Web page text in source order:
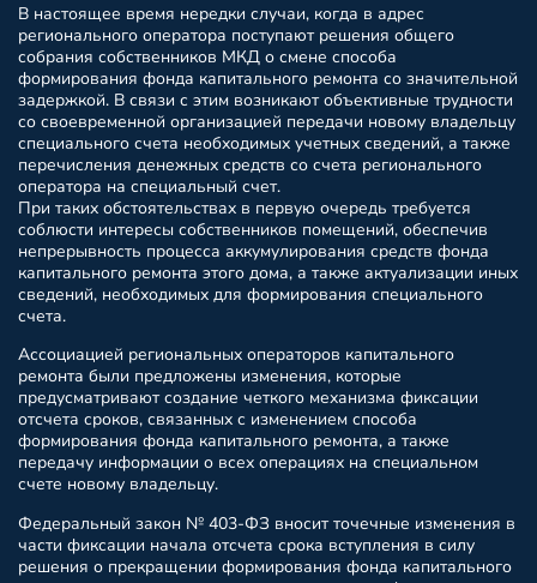
В настоящее время нередки случаи, когда в адрес
регионального оператора поступают решения общего
собрания собственников МКД о смене способа
формирования фонда капитального ремонта со значительной
задержкой. В связи с этим возникают объективные трудности
со своевременной организацией передачи новому владельцу
специального счета необходимых учетных сведений, а также
перечисления денежных средств со счета регионального
оператора на специальный счет.
При таких обстоятельствах в первую очередь требуется
соблюсти интересы собственников помещений, обеспечив
непрерывность процесса аккумулирования средств фонда
капитального ремонта этого дома, а также актуализации иных
сведений, необходимых для формирования специального
счета.
Ассоциацией региональных операторов капитального
ремонта были предложены изменения, которые
предусматривают создание четкого механизма фиксации
отсчета сроков, связанных с изменением способа
формирования фонда капитального ремонта, а также
передачу информации о всех операциях на специальном
счете новому владельцу.
Федеральный закон № 403-ФЗ вносит точечные изменения в
части фиксации начала отсчета срока вступления в силу
решения о прекращении формирования фонда капитального